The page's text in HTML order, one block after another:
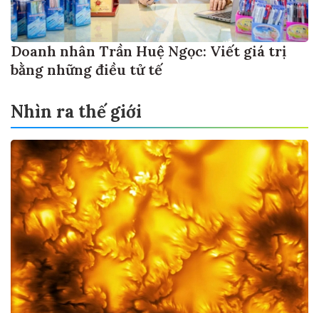
Doanh nhân Trần Huệ Ngọc: Viết giá trị
bằng những điều tử tế
Nhìn ra thế giới